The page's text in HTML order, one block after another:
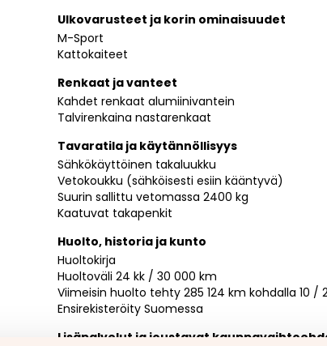
Ulkovarusteet ja korin ominaisuudet
M-Sport
Kattokaiteet
Renkaat ja vanteet
Kahdet renkaat alumiinivantein
Talvirenkaina nastarenkaat
Tavaratila ja käytännöllisyys
Sähkökäyttöinen takaluukku
Vetokoukku (sähköisesti esiin kääntyvä)
Suurin sallittu vetomassa 2400 kg
Kaatuvat takapenkit
Huolto, historia ja kunto
Huoltokirja
Huoltoväli 24 kk / 30 000 km
Viimeisin huolto tehty 285 124 km kohdalla 10 /
Ensirekisteröity Suomessa
Lisäpalvelut ja joustavat